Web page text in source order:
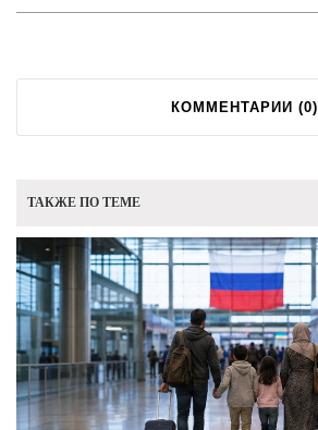
КОММЕНТАРИИ (0)
ТАКЖЕ ПО ТЕМЕ